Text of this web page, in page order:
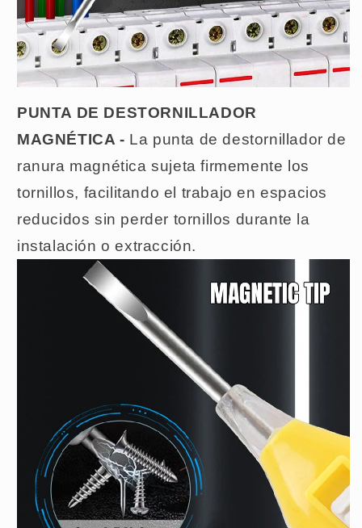
PUNTA DE DESTORNILLADOR
MAGNÉTICA - La punta de destornillador de
ranura magnética sujeta firmemente los
tornillos, facilitando el trabajo en espacios
reducidos sin perder tornillos durante la
instalación o extracción.